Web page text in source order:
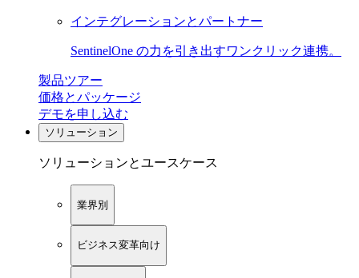
インテグレーションとパートナー
SentinelOne の力を引き出すワンクリック連携。
製品ツアー
価格とパッケージ
デモを申し込む
ソリューション
ソリューションとユースケース
業界別
ビジネス変革向け